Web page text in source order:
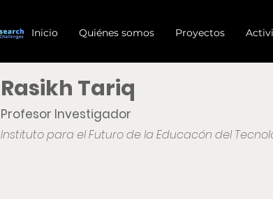
Inicio Quiénes somos Proyectos
Rasikh Tariq
Profesor Investigador
Instituto para el Futuro de la Educacón del